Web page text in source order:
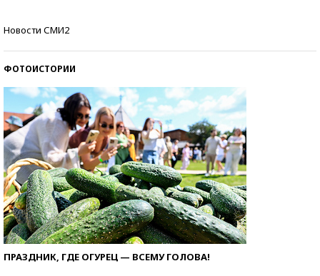
Новости СМИ2
ФОТОИСТОРИИ
ПРАЗДНИК, ГДЕ ОГУРЕЦ — ВСЕМУ ГОЛОВА!